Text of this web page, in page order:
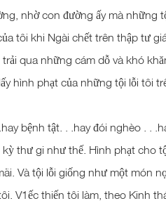
nhờ con đường ấy mà những
tôi khi Ngài chết trên thập tư
qua những cám dỗ và khó
hình phạt của những tội lỗi tôi
bệnh tật. . .hay đói nghèo . .
thư gi như thế. Hình phạt cho
Và tội lỗi giống như một món
V1ếc thiến tôi làm, theo Kinh